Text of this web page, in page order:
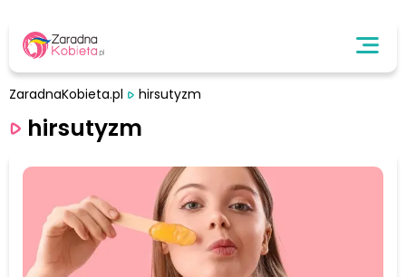
ZaradnaKobieta.pl hirsutyzm
hirsutyzm